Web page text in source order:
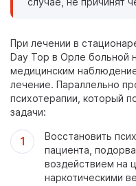
При лечении в
Day Top в Орле больной
медицинским
лечение. Параллельно
психотерапии, который
задачи:
Восстановить
пациента,
воздействием на
наркотическими